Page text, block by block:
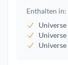
Enthalten in: